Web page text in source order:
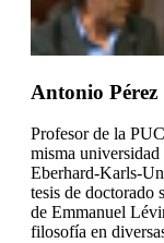
Antonio Pérez
Profesor de la
misma
Eberhard-Karls-
tesis de doctorado
de Emmanuel
filosofía en